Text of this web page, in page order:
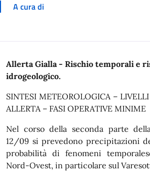
A cura di
In dettaglio
Allerta Gialla - Rischio temporali e
idrogeologico.
SINTESI METEOROLOGICA –
ALLERTA – FASI OPERATIVE MINIME
Nel corso della seconda parte
12/09 si prevedono precipitazioni
probabilità di fenomeni
Nord-Ovest, in particolare sul